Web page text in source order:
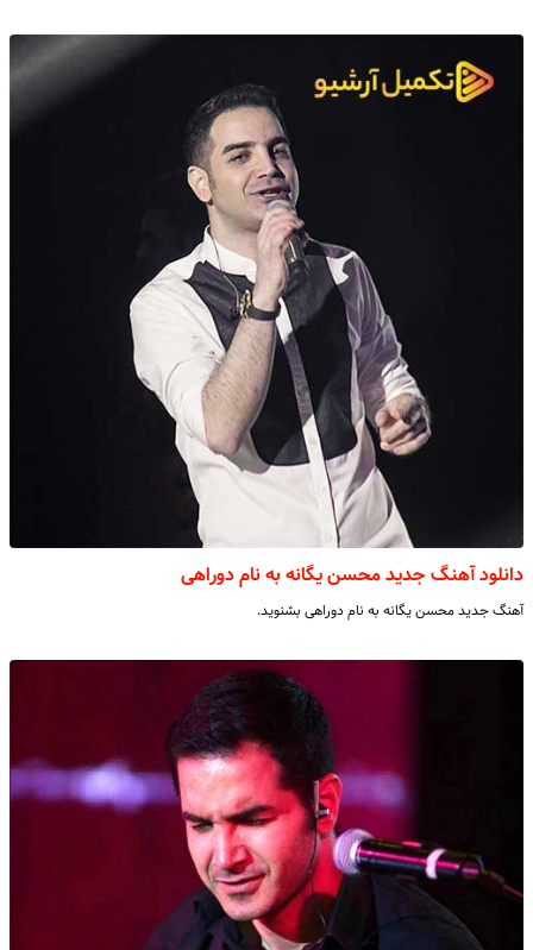
دانلود آهنگ جدید محسن یگانه به نام دوراهی
آهنگ جدید محسن یگانه به نام دوراهی بشنوید.